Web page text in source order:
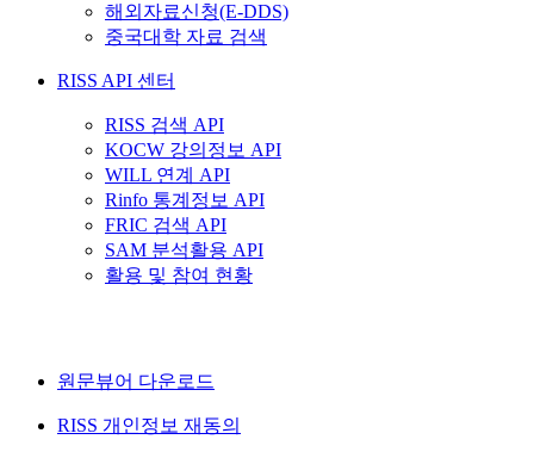
해외자료신청(E-DDS)
중국대학 자료 검색
RISS API 센터
RISS 검색 API
KOCW 강의정보 API
WILL 연계 API
Rinfo 통계정보 API
FRIC 검색 API
SAM 분석활용 API
활용 및 참여 현황
원문뷰어 다운로드
RISS 개인정보 재동의